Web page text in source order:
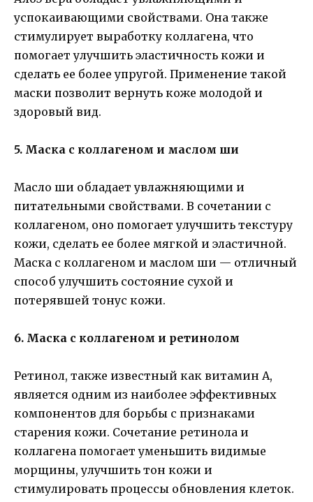
успокаивающими свойствами. Она также
стимулирует выработку коллагена, что
помогает улучшить эластичность кожи и
сделать ее более упругой. Применение такой
маски позволит вернуть коже молодой и
здоровый вид.
5. Маска с коллагеном и маслом ши
Масло ши обладает увлажняющими и
питательными свойствами. В сочетании с
коллагеном, оно помогает улучшить текстуру
кожи, сделать ее более мягкой и эластичной.
Маска с коллагеном и маслом ши — отличный
способ улучшить состояние сухой и
потерявшей тонус кожи.
6. Маска с коллагеном и ретинолом
Ретинол, также известный как витамин А,
является одним из наиболее эффективных
компонентов для борьбы с признаками
старения кожи. Сочетание ретинола и
коллагена помогает уменьшить видимые
морщины, улучшить тон кожи и
стимулировать процессы обновления клеток.